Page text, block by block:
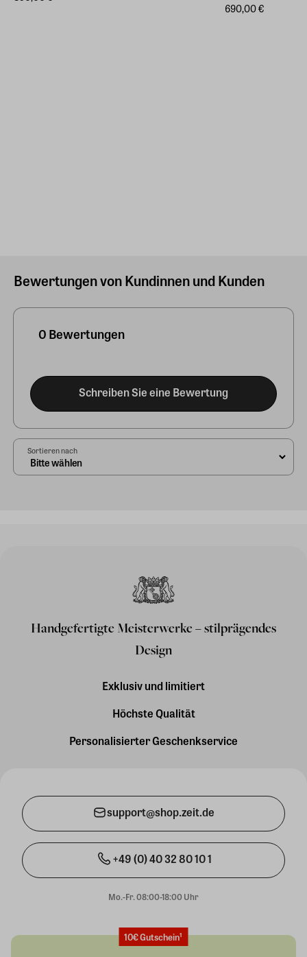
690,00 €
Bewertungen von Kundinnen und Kunden
0 Bewertungen
Schreiben Sie eine Bewertung
Sortieren nach
Handgefertigte Meisterwerke – stilprägendes
Design
Exklusiv und limitiert
Höchste Qualität
Personalisierter Geschenkservice
support@shop.zeit.de
+49 (0) 40 32 80 10 1
Mo.-Fr. 08:00-18:00 Uhr
10€ Gutschein¹